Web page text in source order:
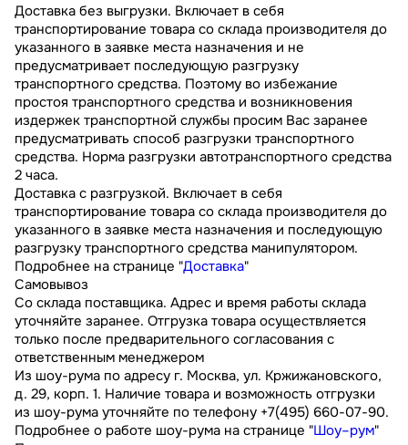
Доставка без выгрузки. Включает в себя
транспортирование товара со склада производителя до
указанного в заявке места назначения и не
предусматривает последующую разгрузку
транспортного средства. Поэтому во избежание
простоя транспортного средства и возникновения
издержек транспортной службы просим Вас заранее
предусматривать способ разгрузки транспортного
средства. Норма разгрузки автотранспортного средства
2 часа.
Доставка с разгрузкой. Включает в себя
транспортирование товара со склада производителя до
указанного в заявке места назначения и последующую
разгрузку транспортного средства манипулятором.
Подробнее на странице "Доставка"
Самовывоз
Со склада поставщика. Адрес и время работы склада
уточняйте заранее. Отгрузка товара осуществляется
только после предварительного согласования с
ответственным менеджером
Из шоу-рума по адресу г. Москва, ул. Кржижановского,
д. 29, корп. 1. Наличие товара и возможность отгрузки
из шоу-рума уточняйте по телефону +7(495) 660-07-90.
Подробнее о работе шоу-рума на странице "Шоу–рум"